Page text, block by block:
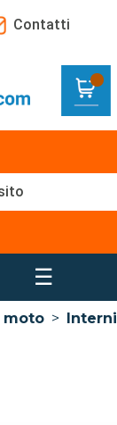
Contatti
☰
moto > Interni